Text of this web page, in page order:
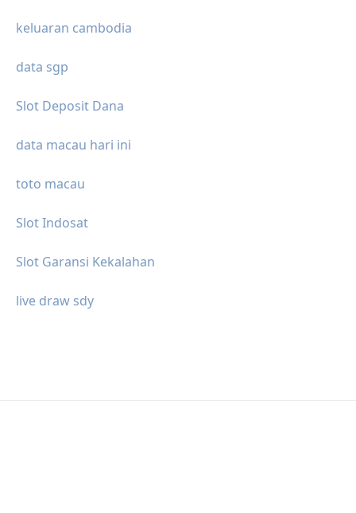
keluaran cambodia
data sgp
Slot Deposit Dana
data macau hari ini
toto macau
Slot Indosat
Slot Garansi Kekalahan
live draw sdy